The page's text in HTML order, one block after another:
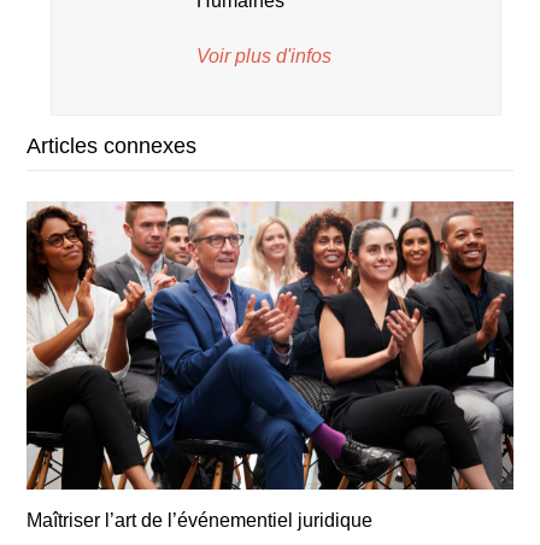
Voir plus d'infos
Articles connexes
Maîtriser l’art de l’événementiel juridique